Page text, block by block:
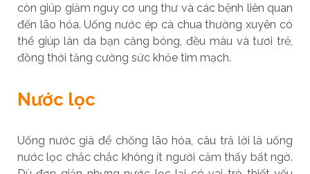
còn giúp giảm nguy cơ ung thư và các bệnh liên quan
đến lão hóa. Uống nước ép cà chua thường xuyên có
thể giúp làn da bạn căng bóng, đều màu và tươi trẻ,
đồng thời tăng cường sức khỏe tim mạch.
Nước lọc
Uống nước già để chống lão hóa, câu trả lời là uống
nước lọc chắc chắc không ít người cảm thấy bất ngờ.